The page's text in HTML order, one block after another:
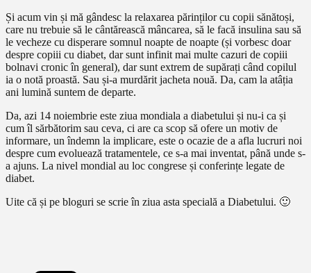
Și acum vin și mă gândesc la relaxarea părinților cu copii sănătoși,
care nu trebuie să le cântărească mâncarea, să le facă insulina sau să
le vecheze cu disperare somnul noapte de noapte (și vorbesc doar
despre copiii cu diabet, dar sunt infinit mai multe cazuri de copiii
bolnavi cronic în general), dar sunt extrem de supărați când copilul
ia o notă proastă. Sau și-a murdărit jacheta nouă. Da, cam la atâția
ani lumină suntem de departe.
Da, azi 14 noiembrie este ziua mondiala a diabetului și nu-i ca și
cum îl sărbătorim sau ceva, ci are ca scop să ofere un motiv de
informare, un îndemn la implicare, este o ocazie de a afla lucruri noi
despre cum evoluează tratamentele, ce s-a mai inventat, până unde s-
a ajuns. La nivel mondial au loc congrese și conferințe legate de
diabet.
Uite că și pe bloguri se scrie în ziua asta specială a Diabetului. 🙂